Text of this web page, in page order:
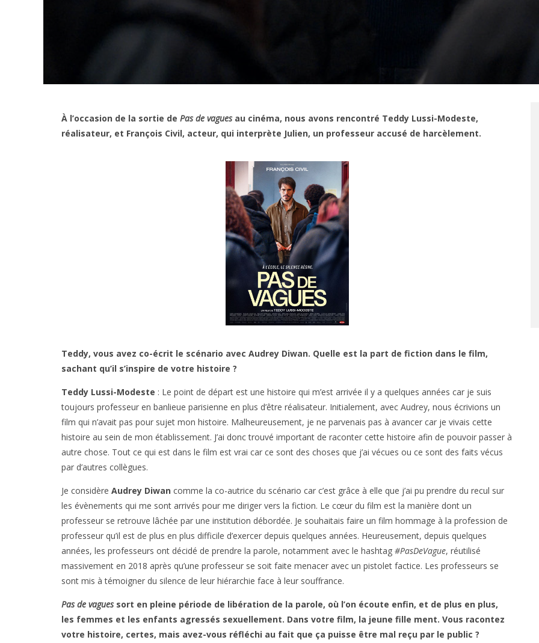
À l’occasion de la sortie de Pas de vaguesau cinéma, nous avons rencontré Teddy Lussi-Modeste,
réalisateur, et François Civil, acteur, qui interprète Julien, un professeur accusé de harcèlement.
Teddy, vous avez co-écrit le scénario avec Audrey Diwan. Quelle est la part de fiction dans le film,
sachant qu’il s’inspire de votre histoire ?
Teddy Lussi-Modeste : Le point de départ est une histoire qui m’est arrivée il y a quelques années car je suis
toujours professeur en banlieue parisienne en plus d’être réalisateur. Initialement, avec Audrey, nous écrivions un
film qui n’avait pas pour sujet mon histoire. Malheureusement, je ne parvenais pas à avancer car je vivais cette
histoire au sein de mon établissement. J’ai donc trouvé important de raconter cette histoire afin de pouvoir passer à
autre chose. Tout ce qui est dans le film est vrai car ce sont des choses que j’ai vécues ou ce sont des faits vécus
par d’autres collègues.
Je considère Audrey Diwan comme la co-autrice du scénario car c’est grâce à elle que j’ai pu prendre du recul sur
les évènements qui me sont arrivés pour me diriger vers la fiction. Le cœur du film est la manière dont un
professeur se retrouve lâchée par une institution débordée. Je souhaitais faire un film hommage à la profession de
professeur qu’il est de plus en plus difficile d’exercer depuis quelques années. Heureusement, depuis quelques
années, les professeurs ont décidé de prendre la parole, notamment avec le hashtag #PasDeVague, réutilisé
massivement en 2018 après qu’une professeur se soit faite menacer avec un pistolet factice. Les professeurs se
sont mis à témoigner du silence de leur hiérarchie face à leur souffrance.
Pas de vagues sort en pleine période de libération de la parole, où l’on écoute enfin, et de plus en plus,
les femmes et les enfants agressés sexuellement. Dans votre film, la jeune fille ment. Vous racontez
votre histoire, certes, mais avez-vous réfléchi au fait que ça puisse être mal reçu par le public ?